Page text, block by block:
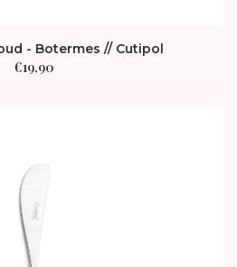
- Botermes // Cutipol
€19,90